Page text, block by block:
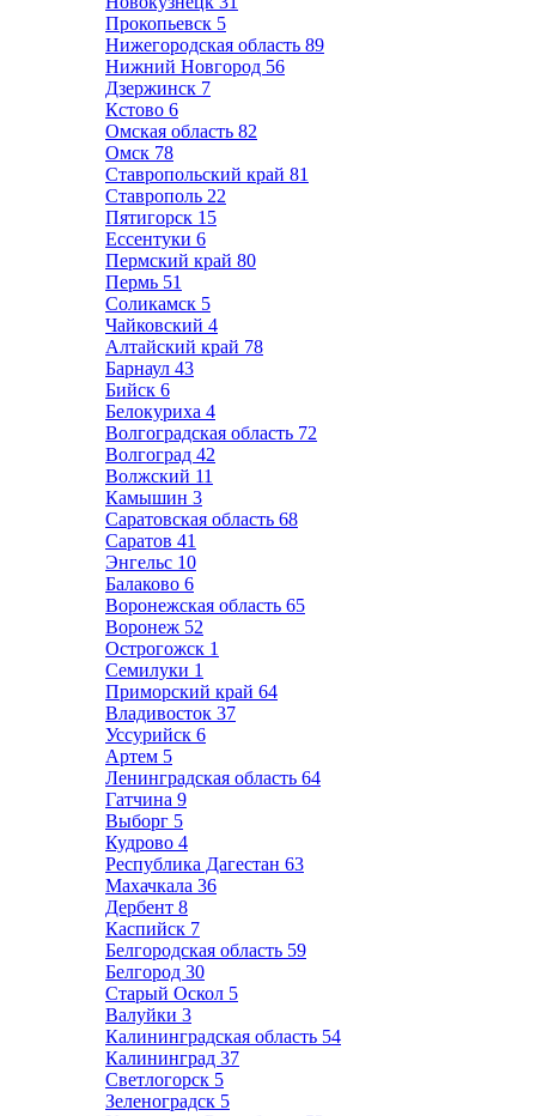
Прокопьевск 5
Нижегородская область 89
Нижний Новгород 56
Дзержинск 7
Кстово 6
Омская область 82
Омск 78
Ставропольский край 81
Ставрополь 22
Пятигорск 15
Ессентуки 6
Пермский край 80
Пермь 51
Соликамск 5
Чайковский 4
Алтайский край 78
Барнаул 43
Бийск 6
Белокуриха 4
Волгоградская область 72
Волгоград 42
Волжский 11
Камышин 3
Саратовская область 68
Саратов 41
Энгельс 10
Балаково 6
Воронежская область 65
Воронеж 52
Острогожск 1
Семилуки 1
Приморский край 64
Владивосток 37
Уссурийск 6
Артем 5
Ленинградская область 64
Гатчина 9
Выборг 5
Кудрово 4
Республика Дагестан 63
Махачкала 36
Дербент 8
Каспийск 7
Белгородская область 59
Белгород 30
Старый Оскол 5
Валуйки 3
Калининградская область 54
Калининград 37
Светлогорск 5
Зеленоградск 5